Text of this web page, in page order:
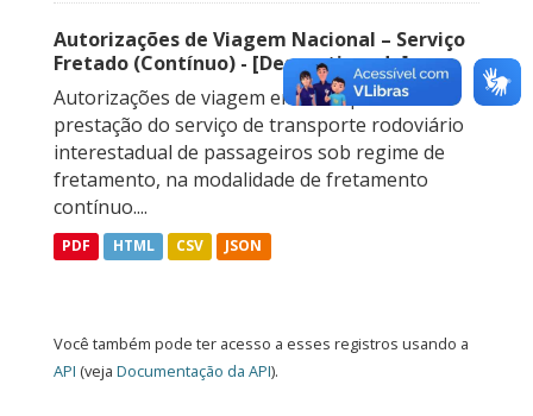
Autorizações de Viagem Nacional – Serviço
Fretado (Contínuo) - [Descontinuado]
Autorizações de viagem emitidas para a
prestação do serviço de transporte rodoviário
interestadual de passageiros sob regime de
fretamento, na modalidade de fretamento
contínuo....
PDF HTML CSV JSON
Você também pode ter acesso a esses registros usando a
API (veja Documentação da API).